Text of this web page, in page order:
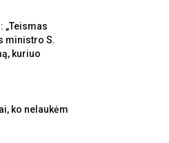
„Teismas
ministro S.
kuriuo
ko nelaukėm